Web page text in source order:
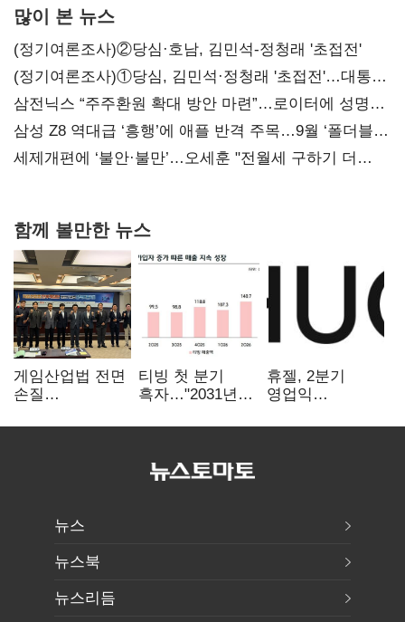
많이 본 뉴스
(정기여론조사)②당심·호남, 김민석-정청래 '초접전'
(정기여론조사)①당심, 김민석·정청래 '초접전'…대통령
지지도 '50% 아래로'(종합)
삼전닉스 “주주환원 확대 방안 마련”…로이터에 성명
보내
삼성 Z8 역대급 ‘흥행’에 애플 반격 주목…9월 ‘폴더블
대전’
세제개편에 ‘불안·불만’…오세훈 "전월세 구하기 더
함께 볼만한 뉴스
게임산업법 전면
손질
규제 걷고
티빙 첫 분기
흑자…"2031년까
웨이브 합병도
휴젤, 2분기
영업익
1% 하락
뉴스
뉴스북
뉴스리듬